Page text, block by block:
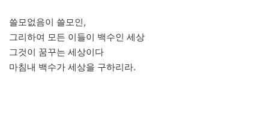
쓸모없음이 쓸모인,
그리하여 모든 이들이 백수인 세상
그것이 꿈꾸는 세상이다
마침내 백수가 세상을 구하리라.